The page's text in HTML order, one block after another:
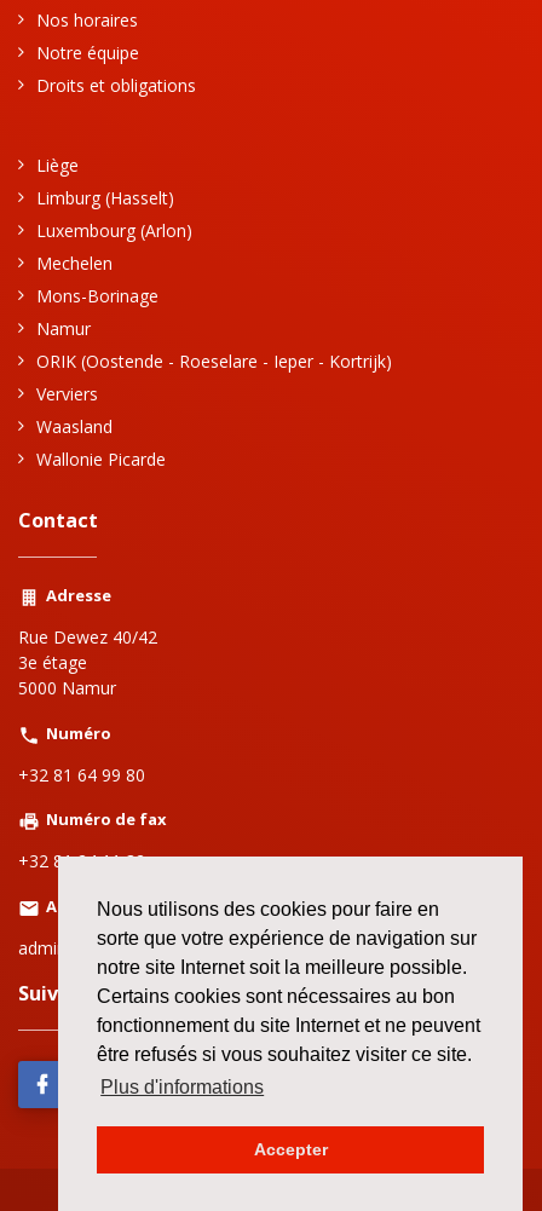
Nous utilisons des cookies pour faire en
sorte que votre expérience de navigation sur
notre site Internet soit la meilleure possible.
Certains cookies sont nécessaires au bon
fonctionnement du site Internet et ne peuvent
être refusés si vous souhaitez visiter ce site.
Plus d'informations
Accepter
Nos horaires
Notre équipe
Droits et obligations
Liège
Limburg (Hasselt)
Luxembourg (Arlon)
Mechelen
Mons-Borinage
Namur
ORIK (Oostende - Roeselare - Ieper - Kortrijk)
Verviers
Waasland
Wallonie Picarde
Contact
Adresse
Rue Dewez 40/42
3e étage
5000 Namur
Numéro
+32 81 64 99 80
Numéro de fax
+32 81 24 11 32
Adresse email
admin.namur@setca-fgtb.be
Suivez nous sur le web!